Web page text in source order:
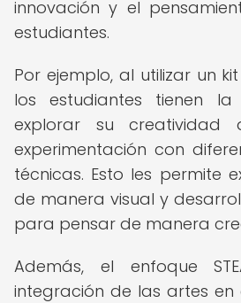
innovación y el
estudiantes.
Por ejemplo, al utilizar un
los estudiantes tienen
explorar su
experimentación con
técnicas. Esto les permite
de manera visual y
para pensar de manera
Además, el enfoque
integración de las artes en